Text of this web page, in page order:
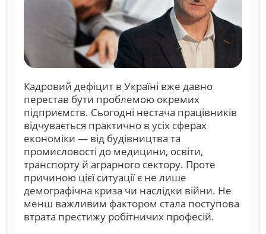
Кадровий дефіцит в Україні вже давно
перестав бути проблемою окремих
підприємств. Сьогодні нестача працівників
відчувається практично в усіх сферах
економіки — від будівництва та
промисловості до медицини, освіти,
транспорту й аграрного сектору. Проте
причиною цієї ситуації є не лише
демографічна криза чи наслідки війни. Не
менш важливим фактором стала поступова
втрата престижу робітничих професій.